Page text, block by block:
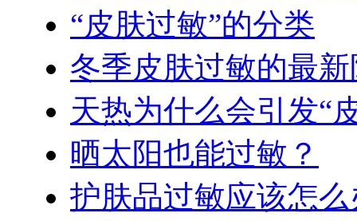
“皮肤过敏”的分类
冬季皮肤过敏的最
天热为什么会引发“
晒太阳也能过敏？
护肤品过敏应该怎么